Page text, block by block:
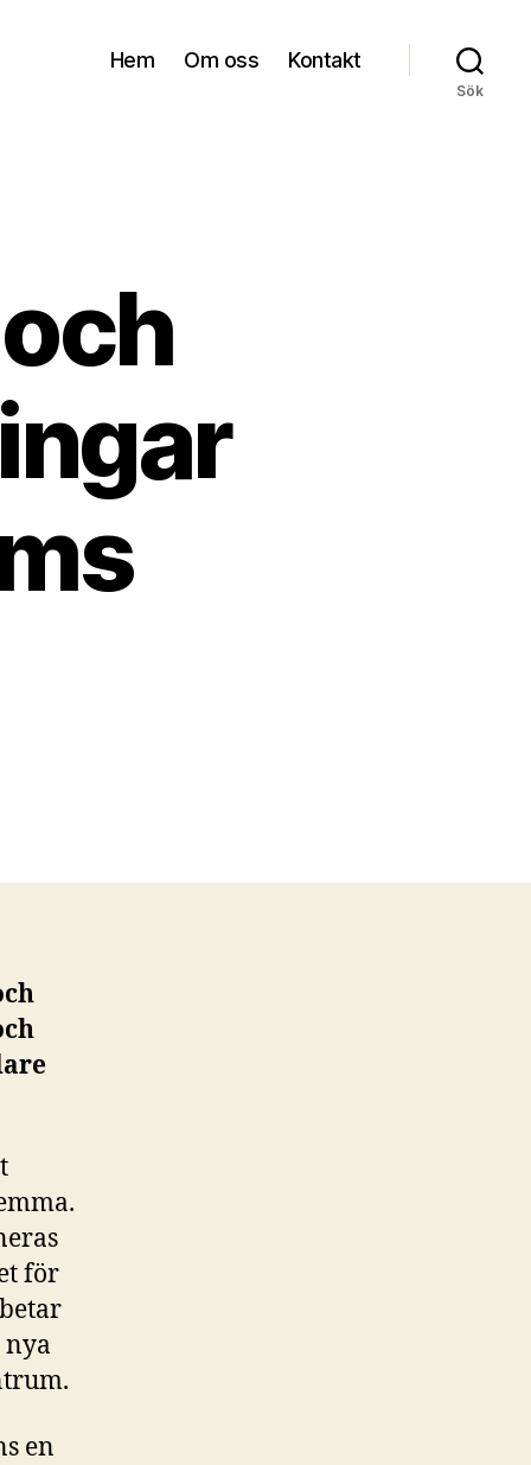
Hem Om oss Kontakt
Sök
för
en